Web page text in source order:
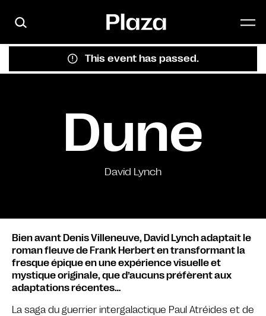
This event has passed.
Dune
David Lynch
Bien avant Denis Villeneuve, David Lynch adaptait le
roman fleuve de Frank Herbert en transformant la
fresque épique en une expérience visuelle et
mystique originale, que d’aucuns préfèrent aux
adaptations récentes…
La saga du guerrier intergalactique Paul Atréides et de